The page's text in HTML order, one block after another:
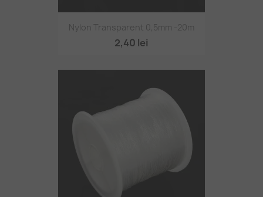
Nylon Transparent 0,5mm -20m
2,40 lei